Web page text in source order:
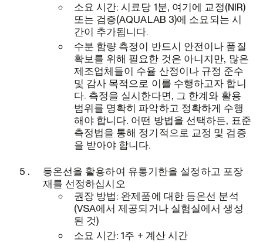
소요 시간: 시료당 1분, 여기에 교정(NIR)
또는 검증(AQUALAB 3)에 소요되는 시
간이 추가됩니다.
수분 함량 측정이 반드시 안전이나 품질
확보를 위해 필요한 것은 아니지만, 많은
제조업체들이 수율 산정이나 규정 준수
및 감사 목적으로 이를 수행하고자 합니
다. 측정을 실시한다면, 그 한계와 활용
범위를 명확히 파악하고 정확하게 수행
해야 합니다. 어떤 방법을 선택하든, 표준
측정법을 통해 정기적으로 교정 및 검증
을 받아야 합니다.
등온선을 활용하여 유통기한을 설정하고 포장
재를 선정하십시오
권장 방법: 완제품에 대한 등온선 분석
(VSA에서 제공되거나 실험실에서 생성
된 것)
소요 시간: 1주 + 계산 시간